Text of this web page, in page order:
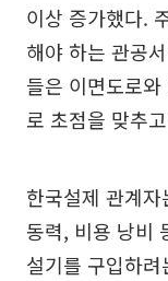
이상 증가했다.
해야 하는 관공
들은 이면도로
로 초점을 맞추
한국설제 관계
동력, 비용 낭비
설기를 구입하